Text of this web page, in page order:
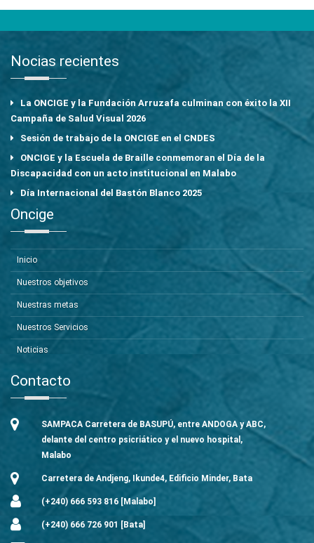
Nocias recientes
La ONCIGE y la Fundación Arruzafa culminan con éxito la XII
Campaña de Salud Visual 2026
Sesión de trabajo de la ONCIGE en el CNDES
ONCIGE y la Escuela de Braille conmemoran el Día de la
Discapacidad con un acto institucional en Malabo
Día Internacional del Bastón Blanco 2025
Oncige
Inicio
Nuestros objetivos
Nuestras metas
Nuestros Servicios
Noticias
Contacto
SAMPACA Carretera de BASUPÚ, entre ANDOGA y ABC,
delante del centro psicriático y el nuevo hospital,
Malabo
Carretera de Andjeng, Ikunde4, Edificio Minder, Bata
(+240) 666 593 816 [Malabo]
(+240) 666 726 901 [Bata]